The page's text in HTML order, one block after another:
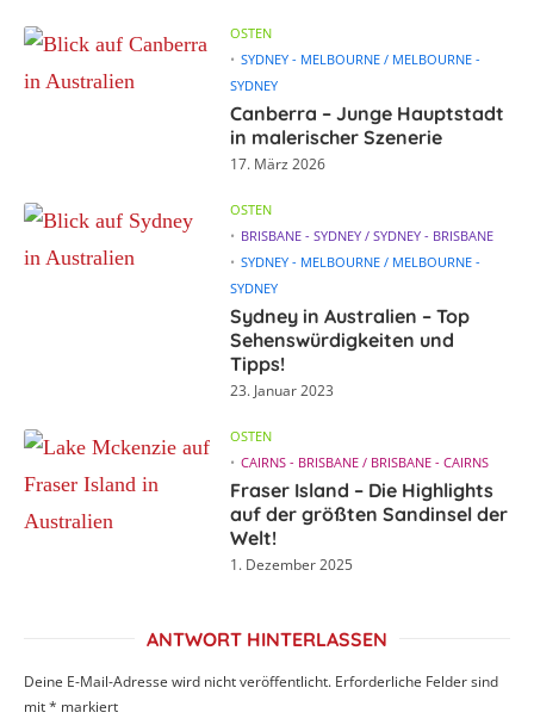
OSTEN
SYDNEY - MELBOURNE / MELBOURNE -
SYDNEY
Canberra – Junge Hauptstadt
in malerischer Szenerie
17. März 2026
OSTEN
BRISBANE - SYDNEY / SYDNEY - BRISBANE
SYDNEY - MELBOURNE / MELBOURNE -
SYDNEY
Sydney in Australien – Top
Sehenswürdigkeiten und
Tipps!
23. Januar 2023
OSTEN
CAIRNS - BRISBANE / BRISBANE - CAIRNS
Fraser Island – Die Highlights
auf der größten Sandinsel der
Welt!
1. Dezember 2025
ANTWORT HINTERLASSEN
Deine E-Mail-Adresse wird nicht veröffentlicht. Erforderliche Felder sind
mit* markiert